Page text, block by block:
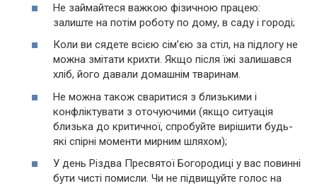
Не займайтеся важкою фізичною працею:
залиште на потім роботу по дому, в саду і городі;
Коли ви сядете всією сім’єю за стіл, на підлогу не
можна змітати крихти. Якщо після їжі залишався
хліб, його давали домашнім тваринам.
Не можна також сваритися з близькими і
конфліктувати з оточуючими (якщо ситуація
близька до критичної, спробуйте вирішити будь-
які спірні моменти мирним шляхом);
У день Різдва Пресвятої Богородиці у вас повинні
бути чисті помисли. Чи не підвищуйте голос на